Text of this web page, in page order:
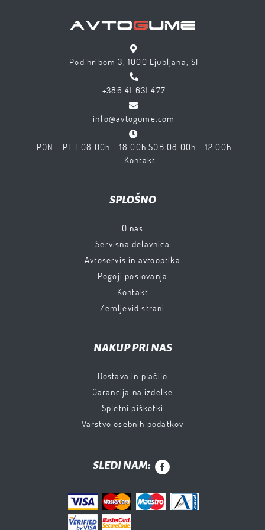
Pod hribom 3, 1000 Ljubljana, SI
+386 41 631 477
info@avtogume.com
PON - PET 08:00h - 18:00h SOB 08:00h - 12:00h
Kontakt
SPLOŠNO
O nas
Servisna delavnica
Avtoservis in avtooptika
Pogoji poslovanja
Kontakt
Zemljevid strani
NAKUP PRI NAS
Dostava in plačilo
Garancija na izdelke
Spletni piškotki
Varstvo osebnih podatkov
SLEDI NAM: